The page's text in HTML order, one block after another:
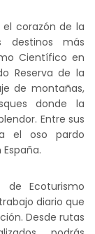
el corazón de la
destinos más
Científico en
Reserva de la
de montañas,
donde la
Entre sus
el oso pardo
de Ecoturismo
diario que
Desde rutas